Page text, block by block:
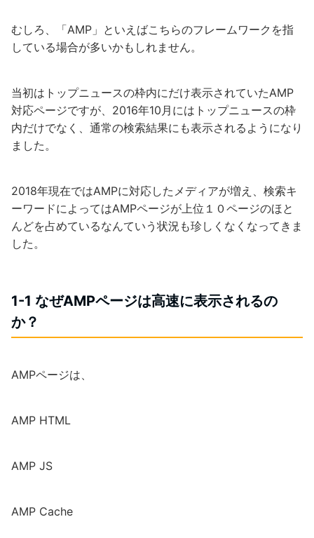
むしろ、「AMP」といえばこちらのフレームワークを指
している場合が多いかもしれません。
当初はトップニュースの枠内にだけ表示されていたAMP
対応ページですが、2016年10月にはトップニュースの枠
内だけでなく、通常の検索結果にも表示されるようになり
ました。
2018年現在ではAMPに対応したメディアが増え、検索キ
ーワードによってはAMPページが上位１０ページのほと
んどを占めているなんていう状況も珍しくなくなってきま
した。
1-1 なぜAMPページは高速に表示されるの
か？
AMPページは、
AMP HTML
AMP JS
AMP Cache